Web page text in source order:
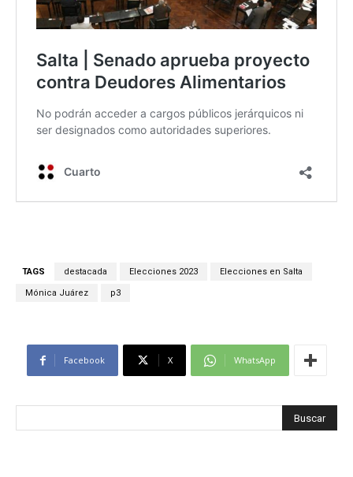
TAGS destacada Elecciones 2023 Elecciones en Salta
Mónica Juárez p3
Facebook X WhatsApp